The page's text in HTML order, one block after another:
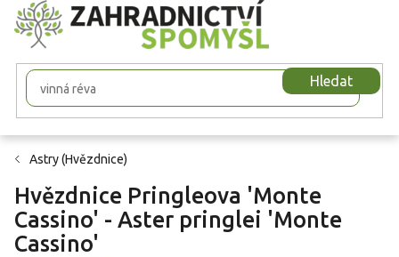
Přejít
na
obsah
Hledat
Astry (Hvězdnice)
Hvězdnice Pringleova 'Monte
Cassino' - Aster pringlei 'Monte
Cassino'